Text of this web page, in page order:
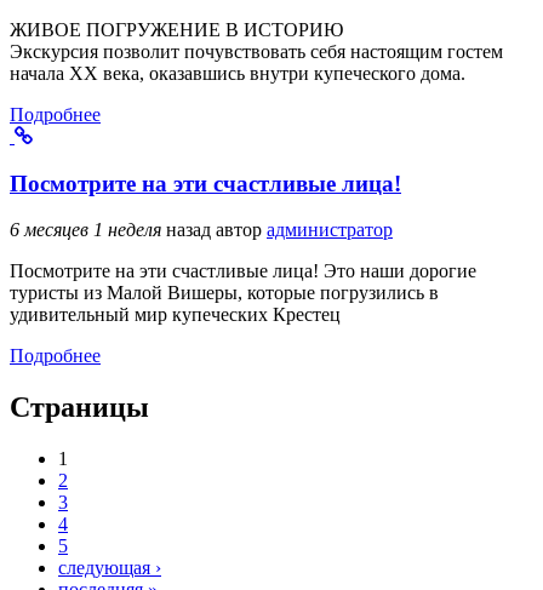
ЖИВОЕ ПОГРУЖЕНИЕ В ИСТОРИЮ
Экскурсия позволит почувствовать себя настоящим гостем
начала XX века, оказавшись внутри купеческого дома.
Подробнее
Посмотрите на эти счастливые лица!
6 месяцев 1 неделя назад автор администратор
Посмотрите на эти счастливые лица! Это наши дорогие
туристы из Малой Вишеры, которые погрузились в
удивительный мир купеческих Крестец
Подробнее
Страницы
1
2
3
4
5
следующая ›